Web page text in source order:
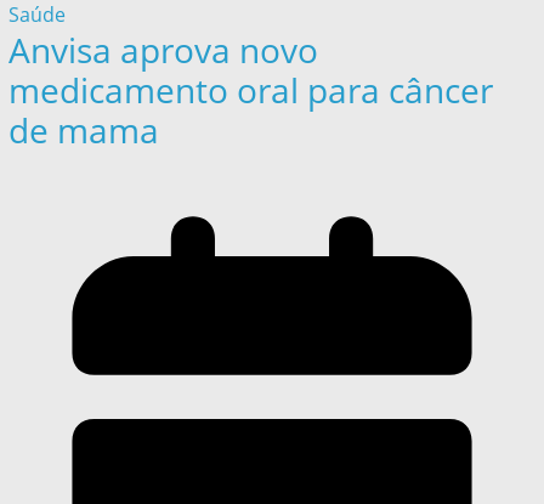
Saúde
Anvisa aprova novo
medicamento oral para câncer
de mama